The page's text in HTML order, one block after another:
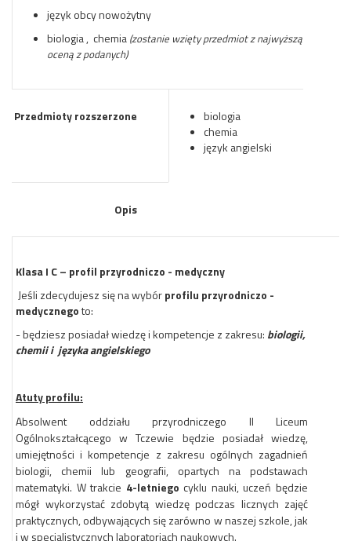
język obcy nowożytny
biologia , chemia (zostanie wzięty przedmiot z najwyższą
oceną z podanych)
Przedmioty rozszerzone
biologia
chemia
język angielski
Opis
Klasa I C – profil przyrodniczo - medyczny
Jeśli zdecydujesz się na wybórprofilu przyrodniczo -
medycznegoto:
- będziesz posiadał wiedzę i kompetencje z zakresu: biologii,
chemii i języka angielskiego
Atuty profilu:
Absolwent oddziału przyrodniczego II Liceum
Ogólnokształcącego w Tczewie będzie posiadał wiedzę,
umiejętności i kompetencje z zakresu ogólnych zagadnień
biologii, chemii lub geografii, opartych na podstawach
matematyki. W trakcie 4-letniego cyklu nauki, uczeń będzie
mógł wykorzystać zdobytą wiedzę podczas licznych zajęć
praktycznych, odbywających się zarówno w naszej szkole, jak
i w specjalistycznych laboratoriach naukowych.